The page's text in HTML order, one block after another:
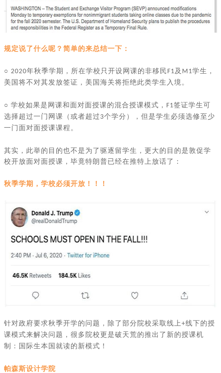
规定说了什么呢？简单的来总结一下：
○ 2020年秋季学期，所在学校只开设网课的非移民 F1及 M1学生，
美国将不对其发放签证，美国海关将拒绝此类学生入境。
○ 学校如果是网课和面对面授课的混合授课模式， F1签证学生可
选择超过一门网课（或者超过 3个学分），但是学生必须选修至少
一门面对面授课课程。
其实 ， 此举的目的也不是为了驱逐留学生，更大的目的是敦促学
校开放面对面授课，毕竟特朗普已经在推特上放话了：
秋季学期，学校必须开放！！！
针对政府要求秋季开学的问题，除了部分院校采取线上 +线下的授
课模式来解决问题，很多院校更是破天荒的推出了新的授课机
制：国际生本国就读的新模式！
帕森斯设计学院